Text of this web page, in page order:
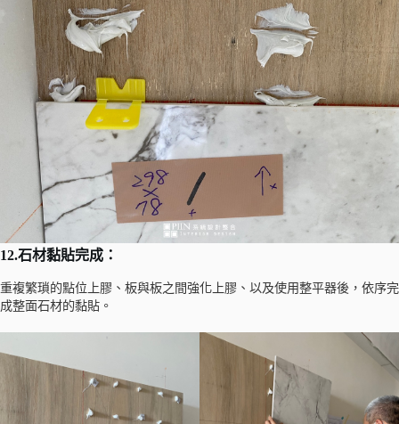
12.石材黏貼完成：
重複繁瑣的點位上膠、板與板之間強化上膠、以及使用整平器後，依序完
成整面石材的黏貼。